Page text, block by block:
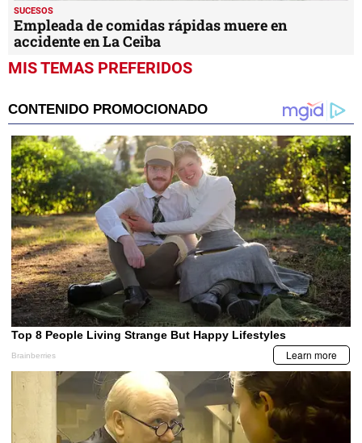
SUCESOS
Empleada de comidas rápidas muere en
accidente en La Ceiba
MIS TEMAS PREFERIDOS